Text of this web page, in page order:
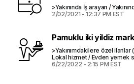
>Yakınında İş arayan /
2/02/2021 - 12:37 PM EST
Pamuklu iki yildiz
>Yakınımdakilere özel ilanlar
Lokal hizmet / Evden yemek
6/22/2022 - 2:15 PM EST